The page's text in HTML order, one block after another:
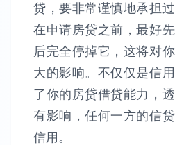
贷，要非常谨慎地承担
在申请房贷之前，最好
后完全停掉它，这将对
大的影响。不仅仅是信
了你的房贷借贷能力，
有影响，任何一方的信
信用。